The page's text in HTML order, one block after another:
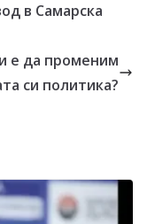
в Самарска
е да променим
си политика?